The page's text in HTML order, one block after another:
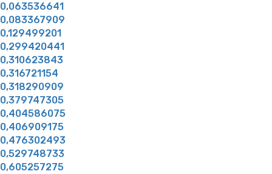
0,063536641
0,083367909
0,129499201
0,299420441
0,310623843
0,316721154
0,318290909
0,379747305
0,404586075
0,406909175
0,476302493
0,529748733
0,605257275